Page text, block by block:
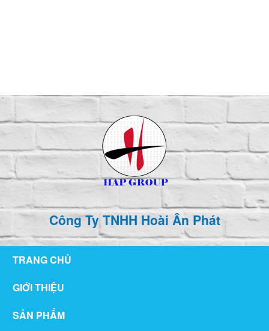
Công Ty TNHH Hoài Ân Phát
TRANG CHỦ
GIỚI THIỆU
SẢN PHẨM